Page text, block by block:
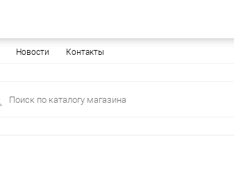
Новости Контакты